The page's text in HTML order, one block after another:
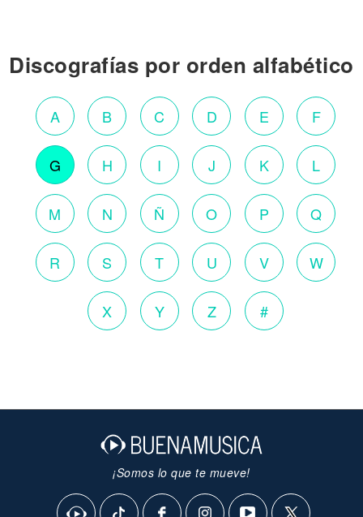
Discografías por orden alfabético
A B C D E F
G H I J K L
M N Ñ O P Q
R S T U V W
X Y Z #
¡Somos lo que te mueve!